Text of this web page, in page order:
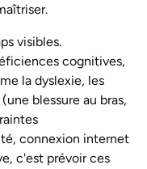
visibles.
cognitives,
la dyslexie, les
blessure au bras,
connexion internet
c'est prévoir ces